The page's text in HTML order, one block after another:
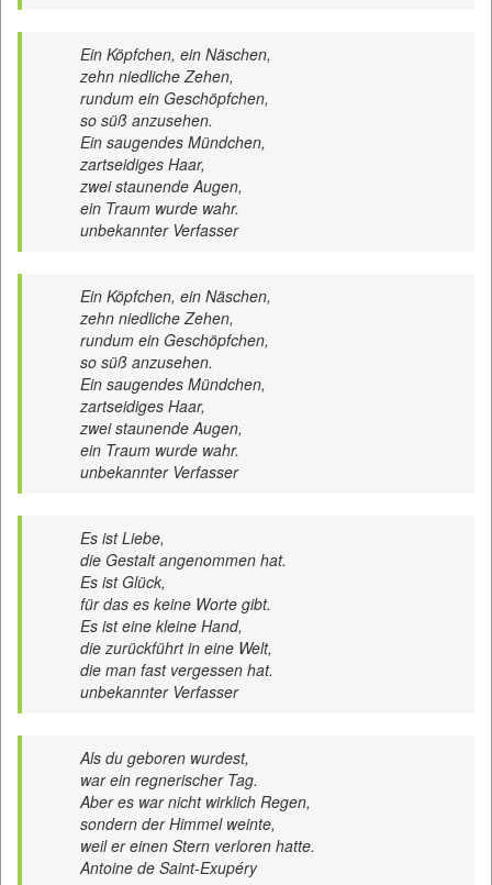
Ein Köpfchen, ein Näschen,
zehn niedliche Zehen,
rundum ein Geschöpfchen,
so süß anzusehen.
Ein saugendes Mündchen,
zartseidiges Haar,
zwei staunende Augen,
ein Traum wurde wahr.
unbekannter Verfasser
Ein Köpfchen, ein Näschen,
zehn niedliche Zehen,
rundum ein Geschöpfchen,
so süß anzusehen.
Ein saugendes Mündchen,
zartseidiges Haar,
zwei staunende Augen,
ein Traum wurde wahr.
unbekannter Verfasser
Es ist Liebe,
die Gestalt angenommen hat.
Es ist Glück,
für das es keine Worte gibt.
Es ist eine kleine Hand,
die zurückführt in eine Welt,
die man fast vergessen hat.
unbekannter Verfasser
Als du geboren wurdest,
war ein regnerischer Tag.
Aber es war nicht wirklich Regen,
sondern der Himmel weinte,
weil er einen Stern verloren hatte.
Antoine de Saint-Exupéry